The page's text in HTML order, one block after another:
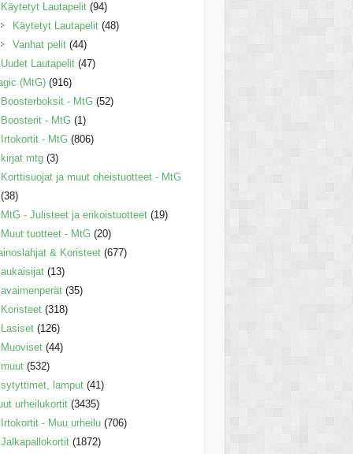
Käytetyt Lautapelit (94)
Käytetyt Lautapelit (48)
Vanhat pelit (44)
Uudet Lautapelit (47)
(MtG) (916)
Boosterboksit - MtG (52)
Boosterit - MtG (1)
Irtokortit - MtG (806)
kirjat mtg (3)
Korttisuojat ja muut oheistuotteet - MtG
(38)
MtG - Julisteet ja erikoistuotteet (19)
Muut tuotteet - MtG (20)
& Koristeet (677)
aukaisijat (13)
avaimenperät (35)
Koristeet (318)
Lasiset (126)
Muoviset (44)
muut (532)
sytyttimet, lamput (41)
urheilukortit (3435)
Irtokortit - Muu urheilu (706)
Jalkapallokortit (1872)